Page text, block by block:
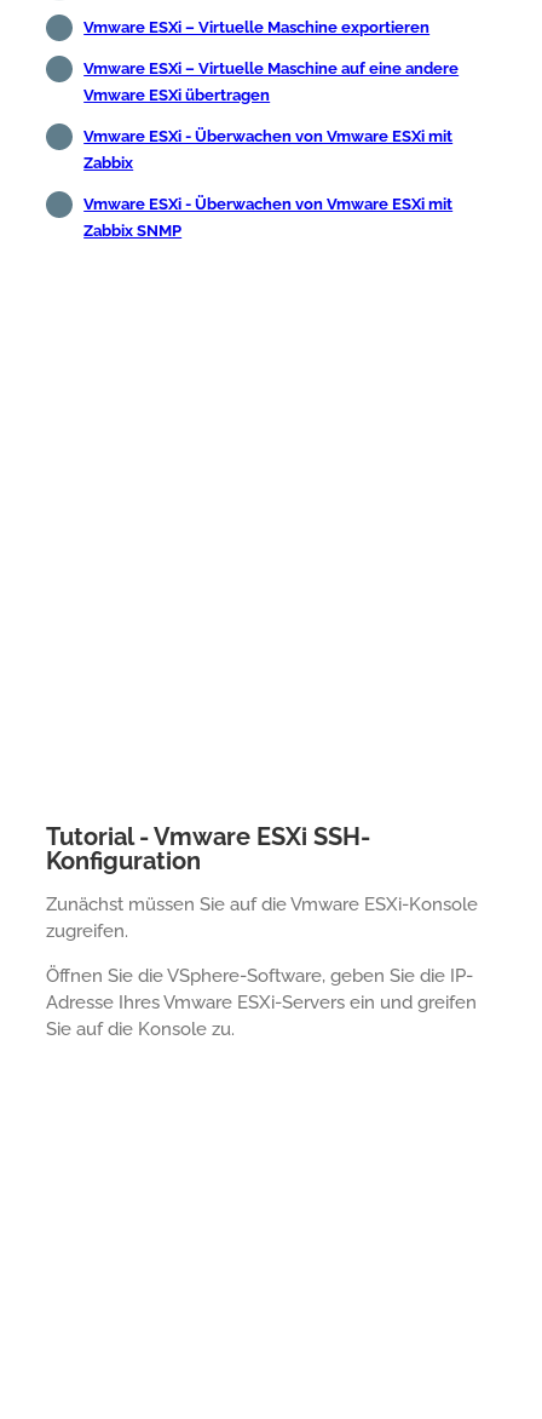
Vmware ESXi – Virtuelle Maschine exportieren
Vmware ESXi – Virtuelle Maschine auf eine andere
Vmware ESXi übertragen
Vmware ESXi - Überwachen von Vmware ESXi mit
Zabbix
Vmware ESXi - Überwachen von Vmware ESXi mit
Zabbix SNMP
Tutorial - Vmware ESXi SSH-
Konfiguration
Zunächst müssen Sie auf die Vmware ESXi-Konsole
zugreifen.
Öffnen Sie die VSphere-Software, geben Sie die IP-
Adresse Ihres Vmware ESXi-Servers ein und greifen
Sie auf die Konsole zu.